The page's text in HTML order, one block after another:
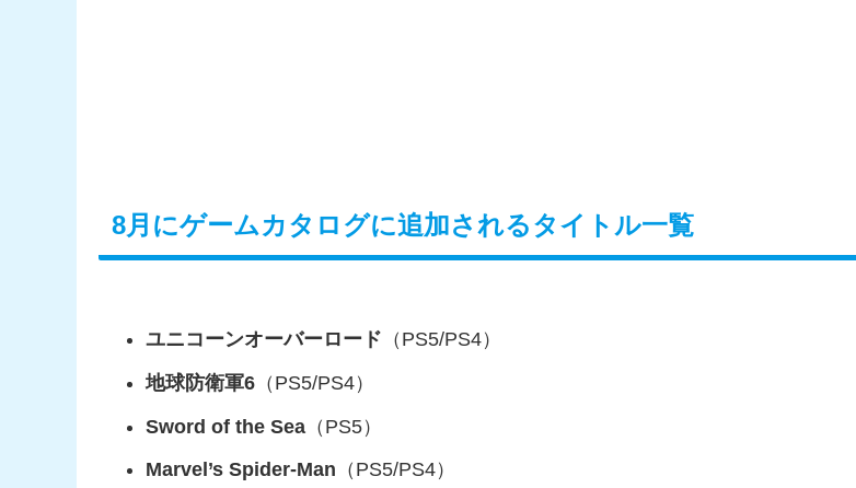
8月にゲームカタログに追加されるタイトル一覧
ユニコーンオーバーロード （PS5/PS4）
地球防衛軍6 （PS5/PS4）
Sword of the Sea （PS5）
Marvel’s Spider-Man （PS5/PS4）